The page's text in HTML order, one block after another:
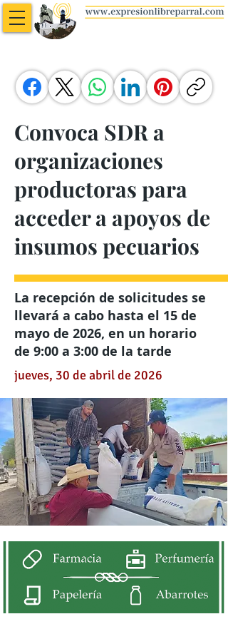
Convoca SDR a
organizaciones
productoras para
acceder a apoyos de
insumos pecuarios
La recepción de solicitudes se
llevará a cabo hasta el 15 de
mayo de 2026, en un horario
de 9:00 a 3:00 de la tarde
jueves, 30 de abril de 2026